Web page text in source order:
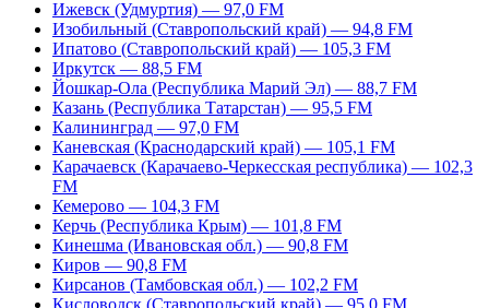
Ижевск (Удмуртия) — 97,0 FM
Изобильный (Ставропольский край) — 94,8 FM
Ипатово (Ставропольский край) — 105,3 FM
Иркутск — 88,5 FM
Йошкар-Ола (Республика Марий Эл) — 88,7 FM
Казань (Республика Татарстан) — 95,5 FM
Калининград — 97,0 FM
Каневская (Краснодарский край) — 105,1 FM
Карачаевск (Карачаево-Черкесская республика) — 102,3
FM
Кемерово — 104,3 FM
Керчь (Республика Крым) — 101,8 FM
Кинешма (Ивановская обл.) — 90,8 FM
Киров — 90,8 FM
Кирсанов (Тамбовская обл.) — 102,2 FM
Кисловодск (Ставропольский край) — 95,0 FM